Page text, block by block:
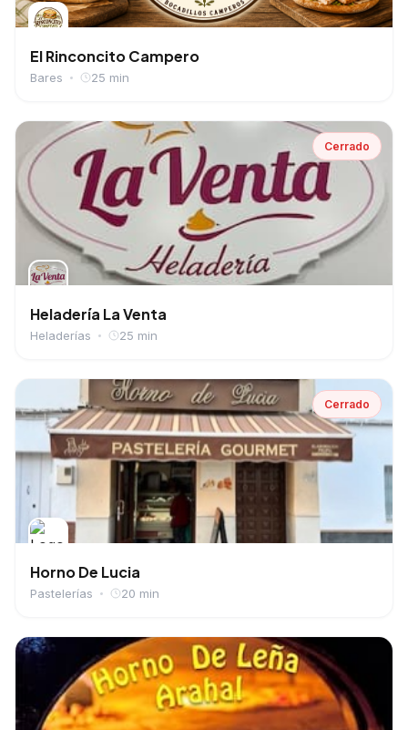
El Rinconcito Campero
Bares 25 min
Cerrado
Heladería La Venta
Heladerías 25 min
Cerrado
Horno De Lucia
Pastelerías 20 min